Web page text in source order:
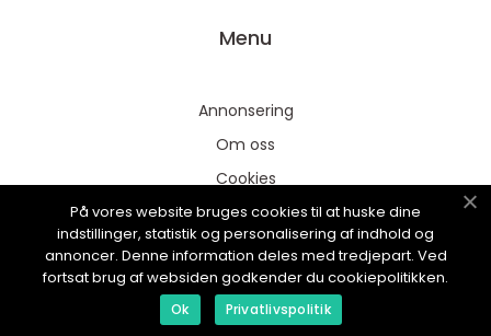
Menu
Annonsering
Om oss
Cookies
Kontakta oss
Sitemap
På vores website bruges cookies til at huske dine
indstillinger, statistik og personalisering af indhold og
annoncer. Denne information deles med tredjepart. Ved
fortsat brug af websiden godkender du cookiepolitikken.
Ok Privatlivspolitik